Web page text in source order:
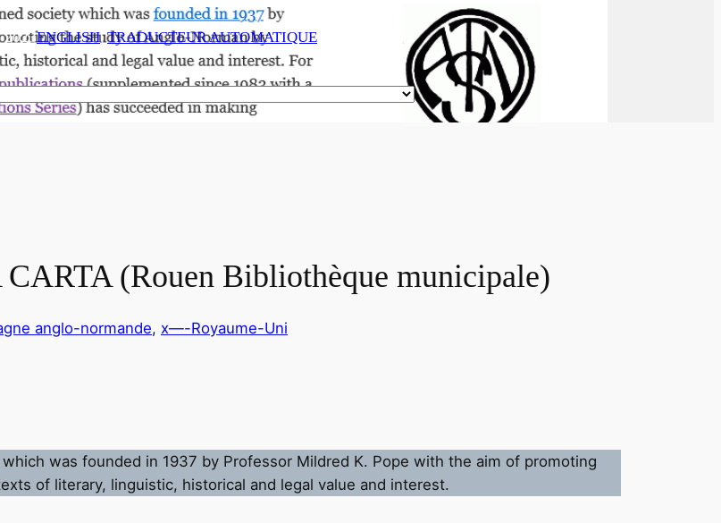
2023ENGLISH, TRADUCTEUR AUTOMATIQUE
(Rouen Bibliothèque municipale)
anglo-normande, x—-Royaume-Uni
was founded in 1937 by Professor Mildred K. Pope with the aim of promoting
of literary, linguistic, historical and legal value and interest.